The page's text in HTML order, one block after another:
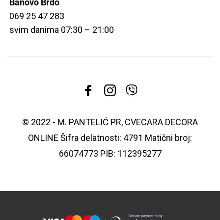
069 25 47 283
svim danima 07:30 – 21:00
© 2022 - M. PANTELIĆ PR, CVECARA DECORA
ONLINE Šifra delatnosti: 4791 Matični broj:
66074773 PIB: 112395277